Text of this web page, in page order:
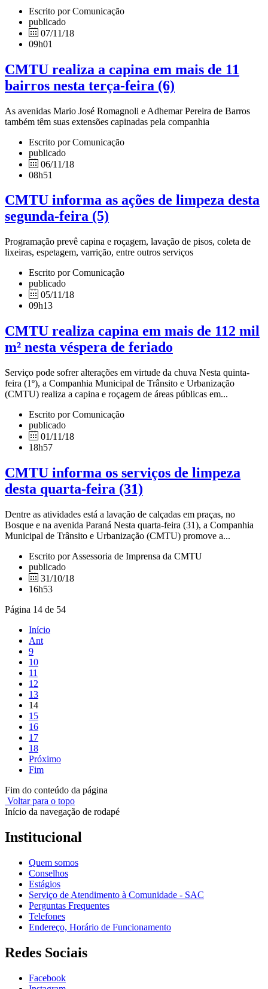
Escrito por Comunicação
publicado
07/11/18
09h01
CMTU realiza a capina em mais de 11
bairros nesta terça-feira (6)
As avenidas Mario José Romagnoli e Adhemar Pereira de Barros
também têm suas extensões capinadas pela companhia
Escrito por Comunicação
publicado
06/11/18
08h51
CMTU informa as ações de limpeza desta
segunda-feira (5)
Programação prevê capina e roçagem, lavação de pisos, coleta de
lixeiras, espetagem, varrição, entre outros serviços
Escrito por Comunicação
publicado
05/11/18
09h13
CMTU realiza capina em mais de 112 mil
m² nesta véspera de feriado
Serviço pode sofrer alterações em virtude da chuva Nesta quinta-
feira (1º), a Companhia Municipal de Trânsito e Urbanização
(CMTU) realiza a capina e roçagem de áreas públicas em...
Escrito por Comunicação
publicado
01/11/18
18h57
CMTU informa os serviços de limpeza
desta quarta-feira (31)
Dentre as atividades está a lavação de calçadas em praças, no
Bosque e na avenida Paraná Nesta quarta-feira (31), a Companhia
Municipal de Trânsito e Urbanização (CMTU) promove a...
Escrito por Assessoria de Imprensa da CMTU
publicado
31/10/18
16h53
Página 14 de 54
Início
Ant
9
10
11
12
13
14
15
16
17
18
Próximo
Fim
Fim do conteúdo da página
Voltar para o topo
Início da navegação de rodapé
Institucional
Quem somos
Conselhos
Estágios
Serviço de Atendimento à Comunidade - SAC
Perguntas Frequentes
Telefones
Endereço, Horário de Funcionamento
Redes Sociais
Facebook